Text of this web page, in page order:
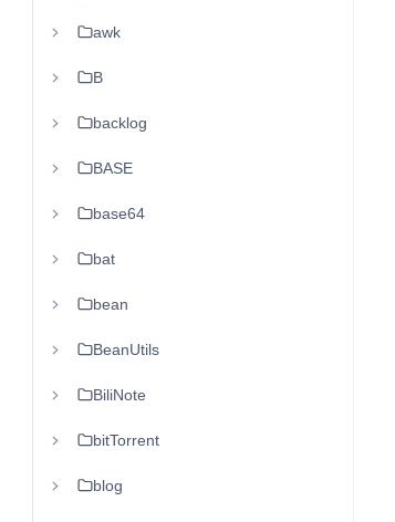
awk
B
backlog
BASE
base64
bat
bean
BeanUtils
BiliNote
bitTorrent
blog